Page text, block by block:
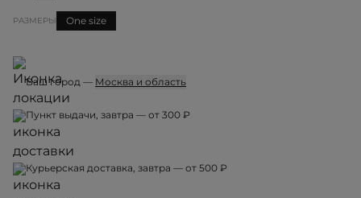
РАЗМЕРЫ One size
Ваш город — Москва и область
Пункт выдачи, завтра — от 300 ₽
Курьерская доставка, завтра — от 500 ₽